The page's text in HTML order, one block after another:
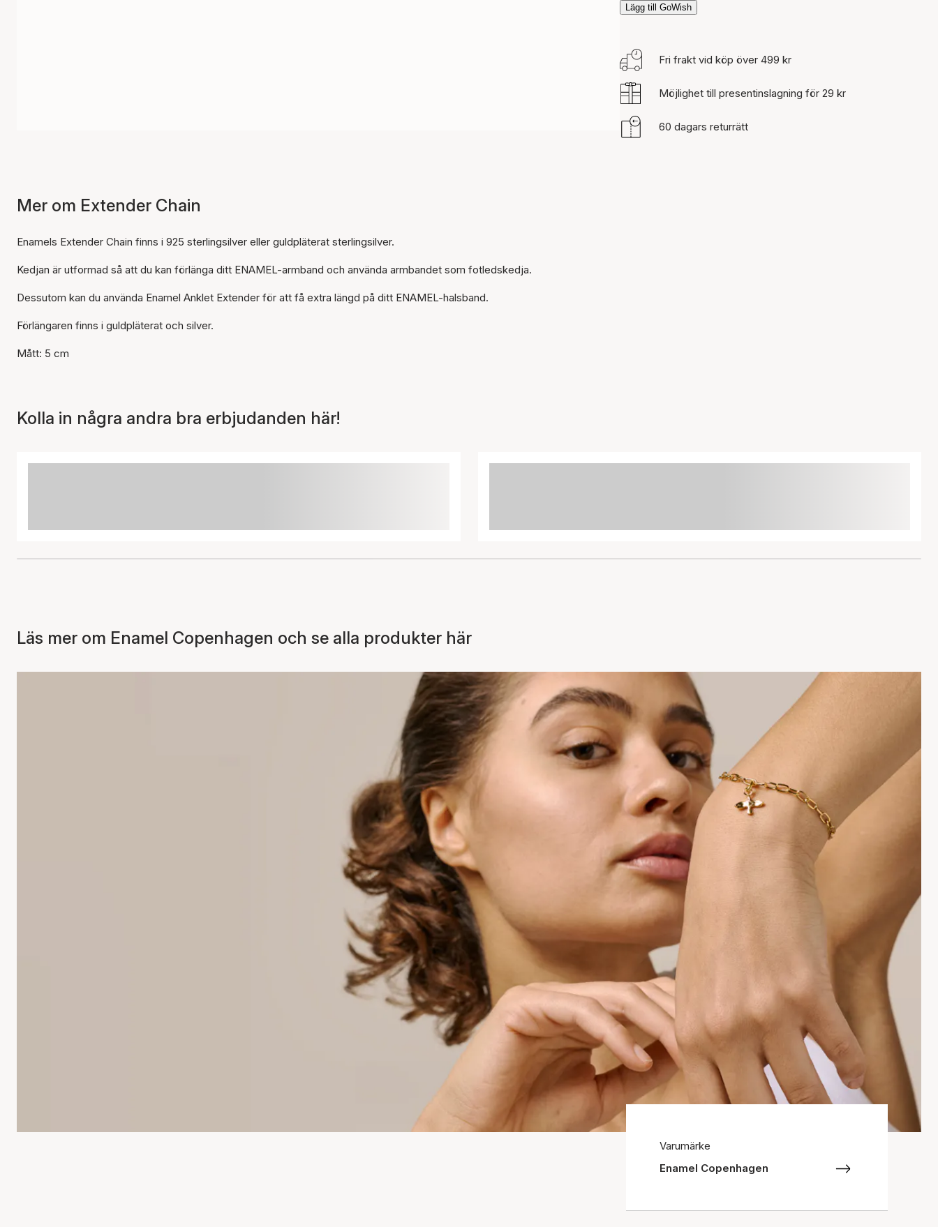
Lägg till GoWish
Fri frakt vid köp över 499 kr
Möjlighet till presentinslagning för 29 kr
60 dagars returrätt
Mer om Extender Chain
Enamels Extender Chain finns i 925 sterlingsilver eller guldpläterat sterlingsilver.
Kedjan är utformad så att du kan förlänga ditt ENAMEL-armband och använda armbandet som fotledskedja.
Dessutom kan du använda Enamel Anklet Extender för att få extra längd på ditt ENAMEL-halsband.
Förlängaren finns i guldpläterat och silver.
Mått: 5 cm
Kolla in några andra bra erbjudanden här!
Läs mer om Enamel Copenhagen och se alla produkter här
Varumärke
Enamel Copenhagen